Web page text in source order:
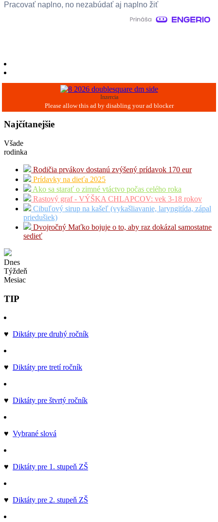
Pracovať naplno, no nezabúdať aj naplno žiť
Inzercia
Najčítanejšie
Všade
rodinka
Rodičia prvákov dostanú zvýšený prídavok 170 eur
Prídavky na dieťa 2025
Ako sa starať o zimné vtáctvo počas celého roka
Rastový graf - VÝŠKA CHLAPCOV: vek 3-18 rokov
Cibuľový sirup na kašeľ (vykašliavanie, laryngitída, zápal
priedušiek)
Dvojročný Maťko bojuje o to, aby raz dokázal samostatne
sedieť
Dnes
Týždeň
Mesiac
TIP
♥ Diktáty pre druhý ročník
♥ Diktáty pre tretí ročník
♥ Diktáty pre štvrtý ročník
♥ Vybrané slová
♥ Diktáty pre 1. stupeň ZŠ
♥ Diktáty pre 2. stupeň ZŠ